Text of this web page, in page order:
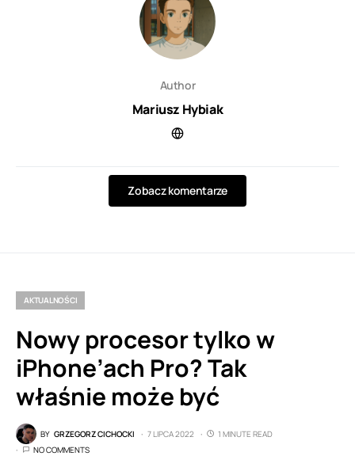
Author
Mariusz Hybiak
Zobacz komentarze
AKTUALNOŚCI
Nowy procesor tylko w
iPhone’ach Pro? Tak
właśnie może być
BY GRZEGORZ CICHOCKI 7 LIPCA 2022
1 MINUTE READ
NO COMMENTS